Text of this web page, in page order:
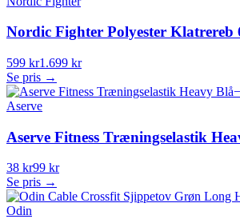
Nordic Fighter Polyester
599 kr1.699 kr
Se pris →
−
Aserve
Aserve Fitness Træningselastik
38 kr99 kr
Se pris →
Odin